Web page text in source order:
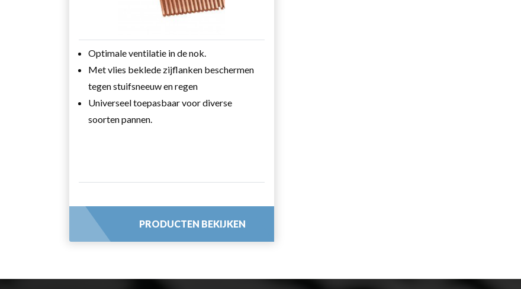
Optimale ventilatie in de nok.
Met vlies beklede zijflanken beschermen
tegen stuifsneeuw en regen
Universeel toepasbaar voor diverse
soorten pannen.
PRODUCTEN BEKIJKEN